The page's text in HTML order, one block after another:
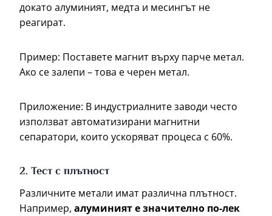
докато алуминият, медта и месингът не
реагират.
Пример: Поставете магнит върху парче метал.
Ако се залепи – това е черен метал.
Приложение: В индустриалните заводи често
използват автоматизирани магнитни
сепаратори, които ускоряват процеса с 60%.
2. Тест с плътност
Различните метали имат различна плътност.
Например, алуминият е значително по-лек